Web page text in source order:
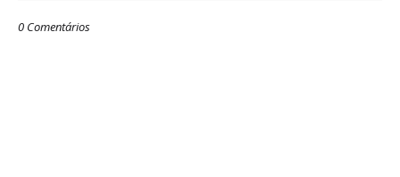
0 Comentários